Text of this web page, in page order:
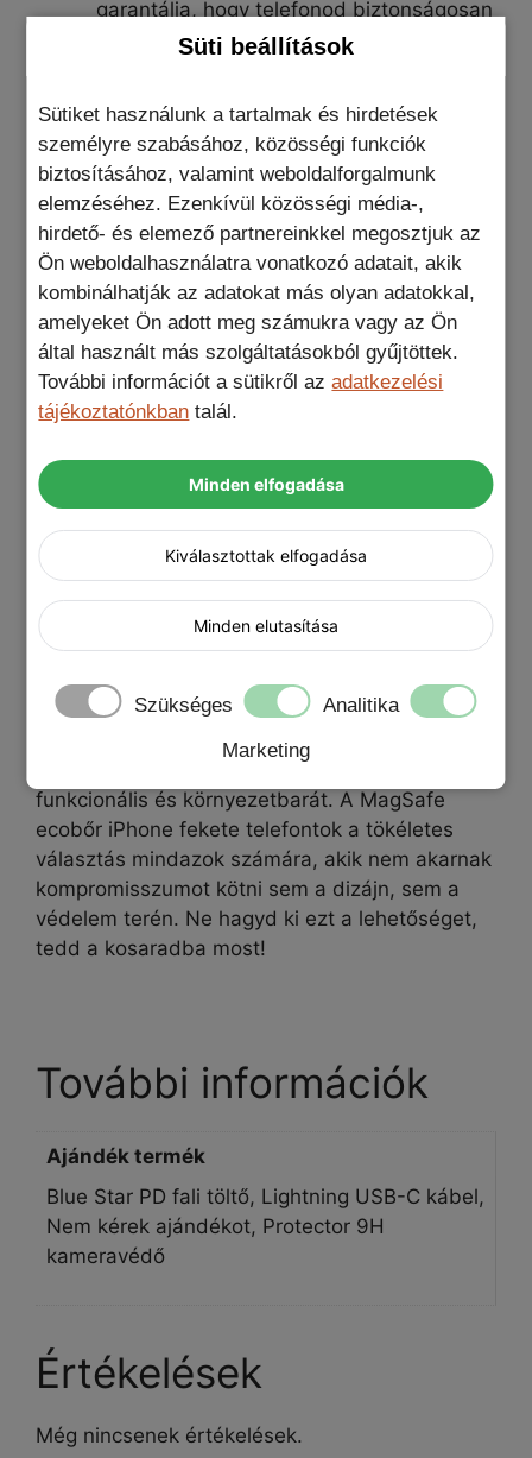
Süti beállítások
Sütiket használunk a tartalmak és hirdetések
személyre szabásához, közösségi funkciók
biztosításához, valamint weboldalforgalmunk
elemzéséhez. Ezenkívül közösségi média-,
hirdető- és elemező partnereinkkel megosztjuk az
Ön weboldalhasználatra vonatkozó adatait, akik
kombinálhatják az adatokat más olyan adatokkal,
amelyeket Ön adott meg számukra vagy az Ön
által használt más szolgáltatásokból gyűjtöttek.
További információt a sütikről azadatkezelési
tájékoztatónkban talál.
Minden elfogadása
Kiválasztottak elfogadása
Minden elutasítása
Szükséges
Analitika
Marketing
garantálja, hogy telefonod biztonságosan
a helyén marad, legyen az autós tartó
Dizájn, amely elvarázsol:Az ökológiai
bőr elegáns színei és tapintása egy
csipetnyi luxust visz a mindennapokba. A
finom részletek és a precíz kialakítás
nemcsak széppé, hanem kényelmes
fogásúvá is teszik ezt a tokot. Minden
szeglet, minden illeszkedés pontosan
passzol a készülék borításához.
Megbízható védelem: Az élet tele van
meglepetésekkel, és bár sokuk kellemes,
ecobőr fekete telefontok termékkel nem
kell többé aggódnod a váratlan sérülések
miatt. A prémium minőségű anyagok és a
gondos kialakítás garantálják, hogy a
telefonod készen áll minden kihívásra,
legyen az egy esetleges leejtés vagy egy
apró karcolás.
Egy tok, ami minden igényt kielégít: stílusos,
funkcionális és környezetbarát. A MagSafe
ecobőr iPhone fekete telefontok a tökéletes
választás mindazok számára, akik nem akarnak
kompromisszumot kötni sem a dizájn, sem a
védelem terén. Ne hagyd ki ezt a lehetőséget,
tedd a kosaradba most!
További információk
Ajándék termék
Blue Star PD fali töltő, Lightning USB-C kábel,
Nem kérek ajándékot, Protector 9H
kameravédő
Értékelések
Még nincsenek értékelések.